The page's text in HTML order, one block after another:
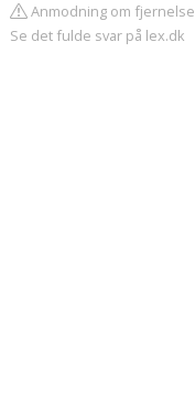
Anmodning om fjernelse
Se det fulde svar på lex.dk